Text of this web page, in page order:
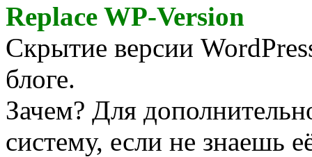
Replace WP-Version
Скрытие версии
блоге.
Зачем? Для
систему, если не знаешь